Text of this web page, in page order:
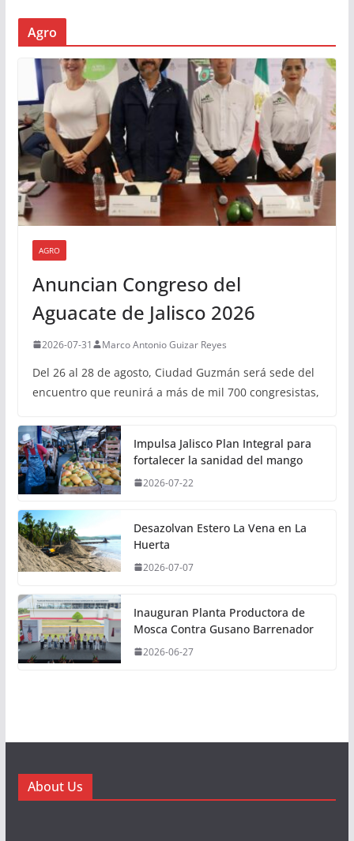
Agro
AGRO
Anuncian Congreso del
Aguacate de Jalisco 2026
2026-07-31 Marco Antonio Guizar Reyes
Del 26 al 28 de agosto, Ciudad Guzmán será sede del
encuentro que reunirá a más de mil 700 congresistas,
Impulsa Jalisco Plan Integral para
fortalecer la sanidad del mango
2026-07-22
Desazolvan Estero La Vena en La
Huerta
2026-07-07
Inauguran Planta Productora de
Mosca Contra Gusano Barrenador
2026-06-27
About Us